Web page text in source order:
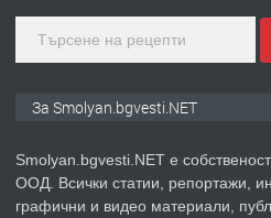
За Smolyan.bgvesti.NET
Smolyan.bgvesti.NET е
ООД. Всички статии, репортажи,
графични и видео материали,